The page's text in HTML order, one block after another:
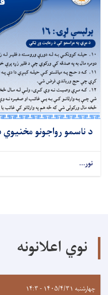
د ناسمو رواجونو مخنیوي
نور...
نوي اعلانونه
چهارشنبه ۱۴۰۵/۴/۳۱ - ۱۴:۳